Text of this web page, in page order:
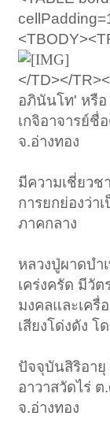
</TD></
อภินันโท' หรือ
เกจิอาจารย์ชื่
จ.อ่างทอง
มีความเชี่ยวช
การยกย่องว่า
ภาคกลาง
หลวงปู่ผาดบ
เคร่งครัด มีวั
มงคลและเครื่
เสียงโด่งดัง
ปัจจุบันสิริอายุ
อาวาสวัดไร่
จ.อ่างทอง